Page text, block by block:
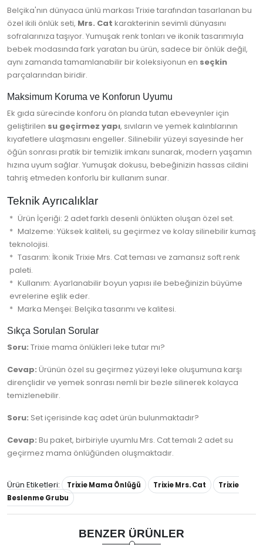
Belçika'nın dünyaca ünlü markası Trixie tarafından tasarlanan bu
özel ikili önlük seti, Mrs. Cat karakterinin sevimli dünyasını
sofralarınıza taşıyor. Yumuşak renk tonları ve ikonik tasarımıyla
bebek modasında fark yaratan bu ürün, sadece bir önlük değil,
aynı zamanda tamamlanabilir bir koleksiyonun en seçkin
parçalarından biridir.
Maksimum Koruma ve Konforun Uyumu
Ek gıda sürecinde konforu ön planda tutan ebeveynler için
geliştirilen su geçirmez yapı, sıvıların ve yemek kalıntılarının
kıyafetlere ulaşmasını engeller. Silinebilir yüzeyi sayesinde her
öğün sonrası pratik bir temizlik imkanı sunarak, modern yaşamın
hızına uyum sağlar. Yumuşak dokusu, bebeğinizin hassas cildini
tahriş etmeden konforlu bir kullanım sunar.
Teknik Ayrıcalıklar
Ürün İçeriği: 2 adet farklı desenli önlükten oluşan özel set.
Malzeme: Yüksek kaliteli, su geçirmez ve kolay silinebilir kumaş
teknolojisi.
Tasarım: İkonik Trixie Mrs. Cat teması ve zamansız soft renk
paleti.
Kullanım: Ayarlanabilir boyun yapısı ile bebeğinizin büyüme
evrelerine eşlik eder.
Marka Menşei: Belçika tasarımı ve kalitesi.
Sıkça Sorulan Sorular
Soru: Trixie mama önlükleri leke tutar mı?
Cevap: Ürünün özel su geçirmez yüzeyi leke oluşumuna karşı
dirençlidir ve yemek sonrası nemli bir bezle silinerek kolayca
temizlenebilir.
Soru: Set içerisinde kaç adet ürün bulunmaktadır?
Cevap: Bu paket, birbiriyle uyumlu Mrs. Cat temalı 2 adet su
geçirmez mama önlüğünden oluşmaktadır.
Ürün Etiketleri: Trixie Mama Önlüğü Trixie Mrs. Cat
Trixie
Beslenme Grubu
BENZER ÜRÜNLER